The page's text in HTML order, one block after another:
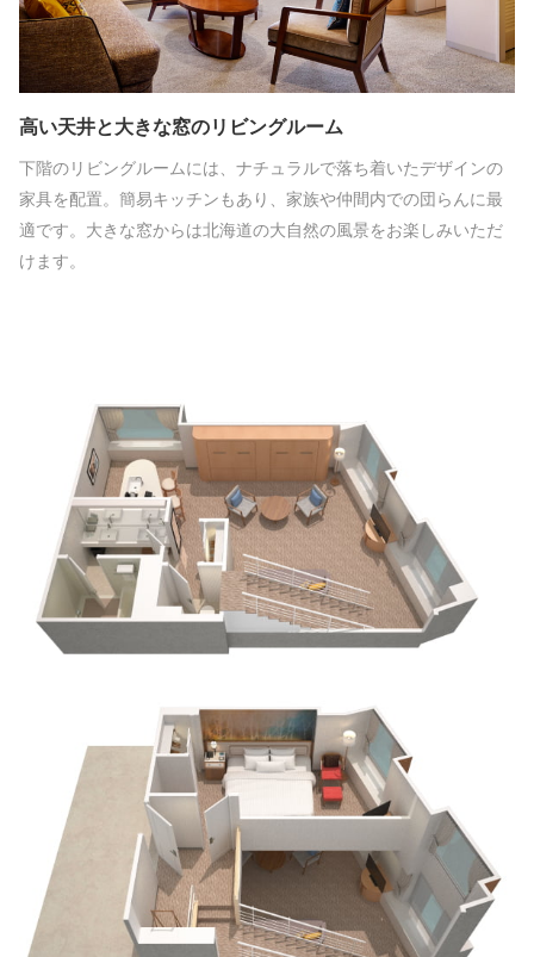
高い天井と大きな窓のリビングルーム
下階のリビングルームには、ナチュラルで落ち着いたデザインの
家具を配置。簡易キッチンもあり、家族や仲間内での団らんに最
適です。大きな窓からは北海道の大自然の風景をお楽しみいただ
けます。